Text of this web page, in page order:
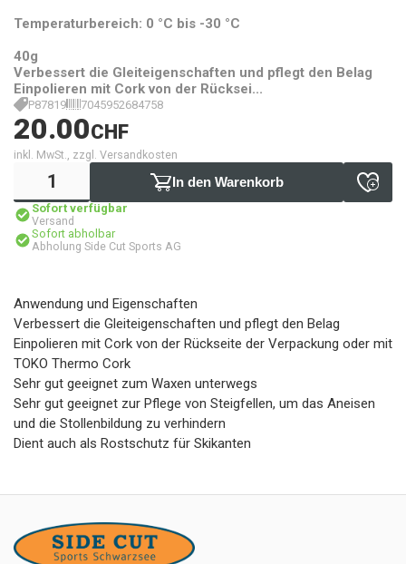
Temperaturbereich: 0 °C bis -30 °C
40g
Verbessert die Gleiteigenschaften und pflegt den Belag
Einpolieren mit Cork von der Rücksei...
P87819 7045952684758
20.00CHF
inkl. MwSt., zzgl. Versandkosten
In den Warenkorb
Sofort verfügbar
Versand
Sofort abholbar
Abholung Side Cut Sports AG
Anwendung und Eigenschaften
Verbessert die Gleiteigenschaften und pflegt den Belag
Einpolieren mit Cork von der Rückseite der Verpackung oder mit
TOKO Thermo Cork
Sehr gut geeignet zum Waxen unterwegs
Sehr gut geeignet zur Pflege von Steigfellen, um das Aneisen
und die Stollenbildung zu verhindern
Dient auch als Rostschutz für Skikanten